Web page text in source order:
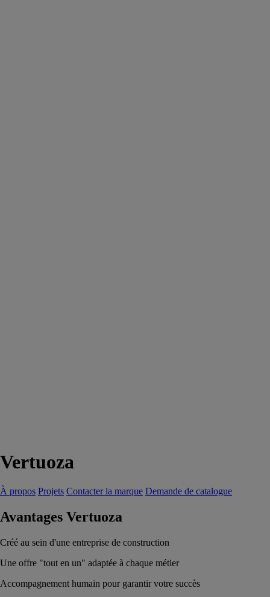
Vertuoza
À propos Projets Contacter la marque Demande de catalogue
Avantages Vertuoza
Créé au sein d'une entreprise de construction
Une offre "tout en un" adaptée à chaque métier
Accompagnement humain pour garantir votre succès